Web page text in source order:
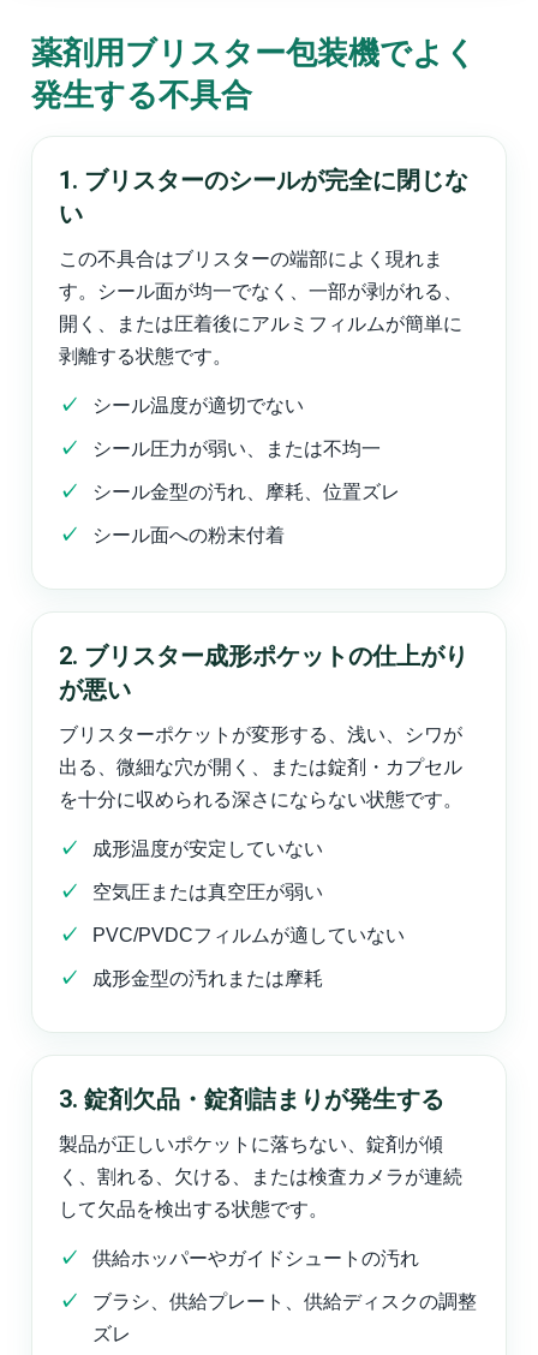
薬剤用ブリスター包装機でよく
発生する不具合
1. ブリスターのシールが完全に閉じな
い
この不具合はブリスターの端部によく現れま
す。シール面が均一でなく、一部が剥がれる、
開く、または圧着後にアルミフィルムが簡単に
剥離する状態です。
シール温度が適切でない
シール圧力が弱い、または不均一
シール金型の汚れ、摩耗、位置ズレ
シール面への粉末付着
2. ブリスター成形ポケットの仕上がり
が悪い
ブリスターポケットが変形する、浅い、シワが
出る、微細な穴が開く、または錠剤・カプセル
を十分に収められる深さにならない状態です。
成形温度が安定していない
空気圧または真空圧が弱い
PVC/PVDCフィルムが適していない
成形金型の汚れまたは摩耗
3. 錠剤欠品・錠剤詰まりが発生する
製品が正しいポケットに落ちない、錠剤が傾
く、割れる、欠ける、または検査カメラが連続
して欠品を検出する状態です。
供給ホッパーやガイドシュートの汚れ
ブラシ、供給プレート、供給ディスクの調整
ズレ